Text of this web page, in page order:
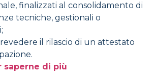
finalizzati al consolidamento di
tecniche, gestionali o
il rilascio di un attestato
saperne di più